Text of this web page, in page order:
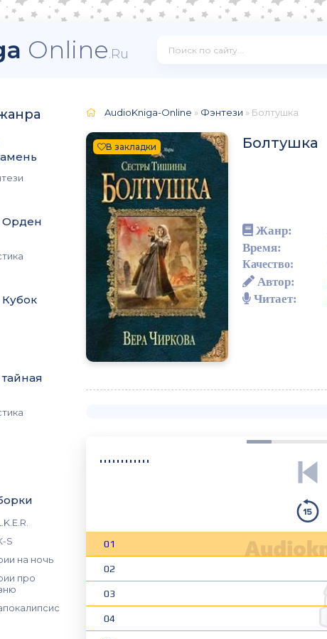
Online.Ru
Орден
S
на ночь
про
AudioKniga-Online » Фэнтези » Болтушка
В закладки Болтушка
Жанр:
Время:
Качество:
Автор:
Читает:
01
02
03
04